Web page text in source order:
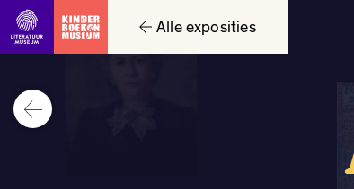
Alle exposities